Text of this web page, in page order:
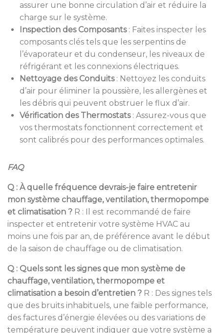
assurer une bonne circulation d’air et réduire la
charge sur le système.
Inspection des Composants: Faites inspecter les
composants clés tels que les serpentins de
l’évaporateur et du condenseur, les niveaux de
réfrigérant et les connexions électriques.
Nettoyage des Conduits: Nettoyez les conduits
d’air pour éliminer la poussière, les allergènes et
les débris qui peuvent obstruer le flux d’air.
Vérification des Thermostats: Assurez-vous que
vos thermostats fonctionnent correctement et
sont calibrés pour des performances optimales.
FAQ
Q : À quelle fréquence devrais-je faire entretenir
mon système chauffage, ventilation, thermopompe
et climatisation ? R : Il est recommandé de faire
inspecter et entretenir votre système HVAC au
moins une fois par an, de préférence avant le début
de la saison de chauffage ou de climatisation.
Q : Quels sont les signes que mon système de
chauffage, ventilation, thermopompe et
climatisation a besoin d’entretien ? R : Des signes tels
que des bruits inhabituels, une faible performance,
des factures d’énergie élevées ou des variations de
température peuvent indiquer que votre système a